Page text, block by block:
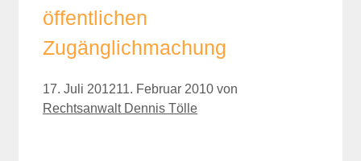
öffentlichen
Zugänglichmachung
17. Juli 201211. Februar 2010 von
Rechtsanwalt Dennis Tölle